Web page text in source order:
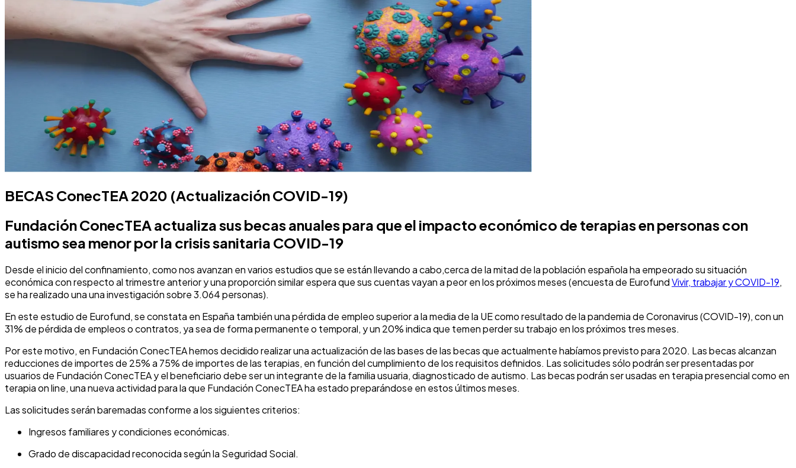
BECAS ConecTEA 2020 (Actualización COVID-19)
Fundación ConecTEA actualiza sus becas anuales para que el impacto económico de terapias en personas con
autismo sea menor por la crisis sanitaria COVID-19
Desde el inicio del confinamiento, como nos avanzan en varios estudios que se están llevando a cabo,cerca de la mitad de la población española ha empeorado su situación
económica con respecto al trimestre anterior y una proporción similar espera que sus cuentas vayan a peor en los próximos meses (encuesta de EurofundVivir, trabajar y COVID-19,
se ha realizado una una investigación sobre 3.064 personas).
En este estudio de Eurofund, se constata en España también una pérdida de empleo superior a la media de la UE como resultado de la pandemia de Coronavirus (COVID-19), con un
31% de pérdida de empleos o contratos, ya sea de forma permanente o temporal, y un 20% indica que temen perder su trabajo en los próximos tres meses.
Por este motivo, en Fundación ConecTEA hemos decidido realizar una actualización de las bases de las becas que actualmente habíamos previsto para 2020. Las becas alcanzan
reducciones de importes de 25% a 75% de importes de las terapias, en función del cumplimiento de los requisitos definidos. Las solicitudes sólo podrán ser presentadas por
usuarios de Fundación ConecTEA y el beneficiario debe ser un integrante de la familia usuaria, diagnosticado de autismo. Las becas podrán ser usadas en terapia presencial como en
terapia on line, una nueva actividad para la que Fundación ConecTEA ha estado preparándose en estos últimos meses.
Las solicitudes serán baremadas conforme a los siguientes criterios:
Ingresos familiares y condiciones económicas.
Grado de discapacidad reconocida según la Seguridad Social.